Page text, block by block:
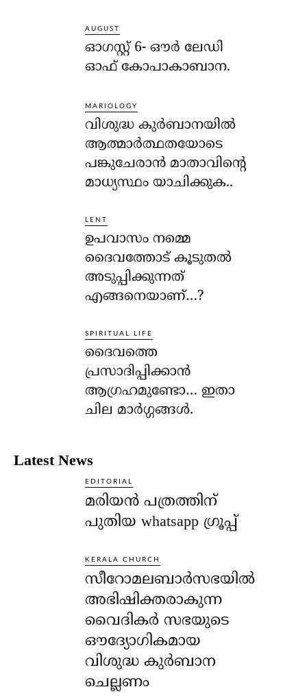
AUGUST
ഓഗസ്റ്റ് 6- ഔര്‍ ലേഡി
ഓഫ് കോപാകാബാന.
MARIOLOGY
വിശുദ്ധ കുര്‍ബാനയില്‍
ആത്മാര്‍ത്ഥതയോടെ
പങ്കുചേരാന്‍ മാതാവിന്റെ
മാധ്യസ്ഥം യാചിക്കുക..
LENT
ഉപവാസം നമ്മെ
ദൈവത്തോട് കൂടുതല്‍
അടുപ്പിക്കുന്നത്
എങ്ങനെയാണ്…?
SPIRITUAL LIFE
ദൈവത്തെ
പ്രസാദിപ്പിക്കാന്‍
ആഗ്രഹമുണ്ടോ… ഇതാ
ചില മാര്‍ഗ്ഗങ്ങള്‍.
Latest News
EDITORIAL
മരിയൻ പത്രത്തിന്
പുതിയ whatsapp ഗ്രൂപ്പ്
KERALA CHURCH
സീറോമലബാർസഭയിൽ
അഭിഷിക്തരാകുന്ന
വൈദികർ സഭയുടെ
ഔദ്യോഗികമായ
വിശുദ്ധ കുർബാന
ചെല്ലണം